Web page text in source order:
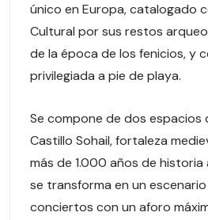
único en Europa, catalogado
Cultural por sus restos
de la época de los fenicios, y
privilegiada a pie de playa.
Se compone de dos espacios
Castillo Sohail, fortaleza
más de 1.000 años de historia
se transforma en un
conciertos con un aforo